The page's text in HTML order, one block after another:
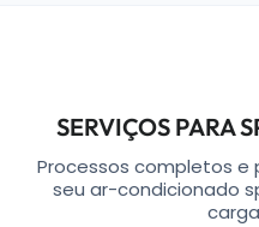
SERVIÇOS PARA
Processos completos e
seu ar-condicionado